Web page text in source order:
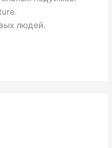
людей.